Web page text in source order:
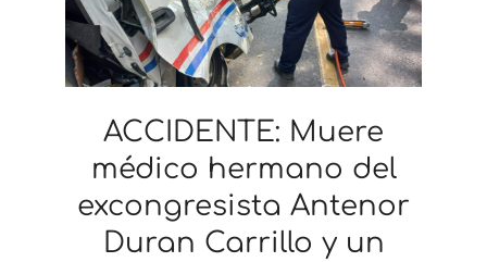
ACCIDENTE: Muere
médico hermano del
excongresista Antenor
Duran Carrillo y un